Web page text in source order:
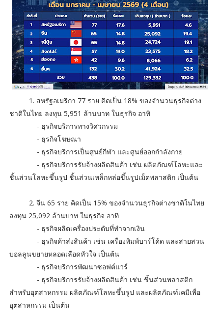
1. สหรัฐอเมริกา 77 ราย คิดเป็น 18% ของจำนวนธุรกิจต่าง
ชาติในไทย ลงทุน 5,951 ล้านบาท ในธุรกิจ อาทิ
- ธุรกิจบริการทางวิศวกรรม
- ธุรกิจโฆษณา
- ธุรกิจบริการเป็นศูนย์กีฬา และศูนย์ออกกำลังกาย
- ธุรกิจบริการรับจ้างผลิตสินค้า เช่น ผลิตภัณฑ์โลหะและ
ชิ้นส่วนโลหะขึ้นรูป ชิ้นส่วนเหล็กหล่อขึ้นรูปเม็ดพลาสติก เป็นต้น
2. จีน 65 ราย คิดเป็น 15% ของจำนวนธุรกิจต่างชาติในไทย
ลงทุน 25,092 ล้านบาท ในธุรกิจ อาทิ
- ธุรกิจผลิตเครื่องประดับที่ทำจากเงิน
- ธุรกิจค้าส่งสินค้า เช่น เครื่องพิมพ์บาร์โค้ด และสายสวน
บอลลูนขยายหลอดเลือดหัวใจ เป็นต้น
- ธุรกิจบริการพัฒนาซอฟต์แวร์
- ธุรกิจบริการรับจ้างผลิตสินค้า เช่น ชิ้นส่วนพลาสติก
สำหรับอุตสาหกรรม ผลิตภัณฑ์โลหะขึ้นรูป และผลิตภัณฑ์เคมีเพื่อ
อุตสาหกรรม เป็นต้น